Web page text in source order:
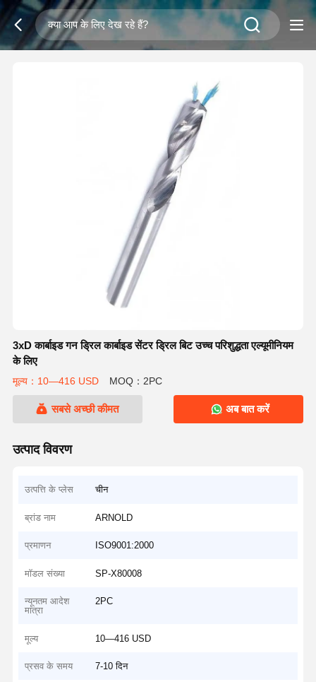
3xD कार्बाइड गन ड्रिल कार्बाइड सेंटर ड्रिल बिट उच्च परिशुद्धता एल्यूमीनियम
के लिए
मूल्य：10—416 USD MOQ：2PC
सबसे अच्छी कीमत अब बात करें
उत्पाद विवरण
उत्पत्ति के प्लेस चीन
ब्रांड नाम ARNOLD
प्रमाणन ISO9001:2000
मॉडल संख्या SP-X80008
न्यूनतम आदेश
मात्रा
2PC
मूल्य 10—416 USD
प्रसव के समय 7-10 दिन